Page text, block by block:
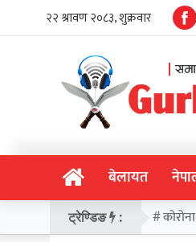
बेलायत
ट्रेण्डिङ : कोरोना